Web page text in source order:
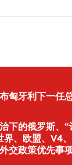
匈牙利下一任
下的俄罗斯、
界、欧盟、V4
交政策优先事